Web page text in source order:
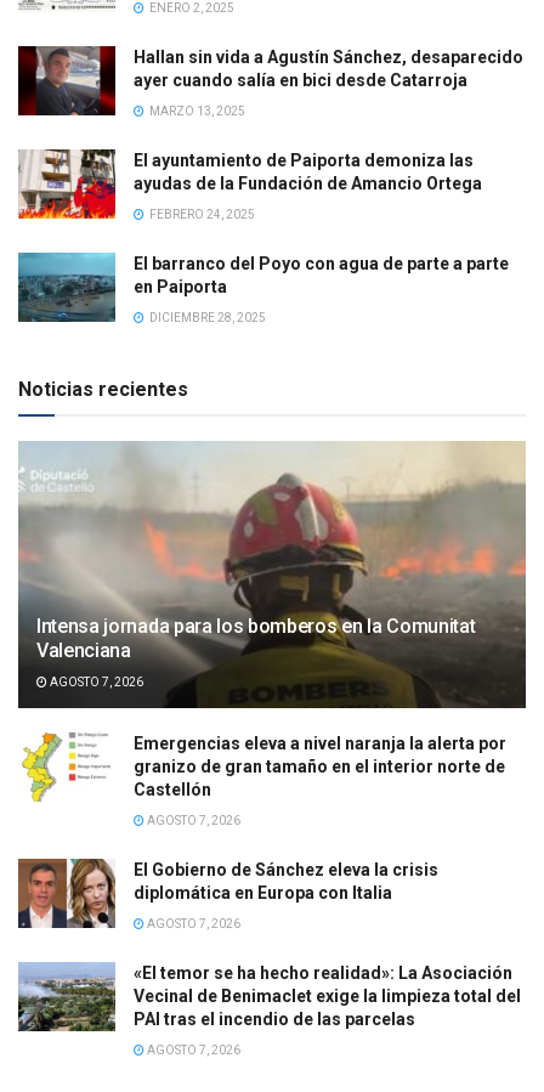
ENERO 2, 2025
Hallan sin vida a Agustín Sánchez, desaparecido
ayer cuando salía en bici desde Catarroja
MARZO 13, 2025
El ayuntamiento de Paiporta demoniza las
ayudas de la Fundación de Amancio Ortega
FEBRERO 24, 2025
El barranco del Poyo con agua de parte a parte
en Paiporta
DICIEMBRE 28, 2025
Noticias recientes
Intensa jornada para los bomberos en la Comunitat
Valenciana
AGOSTO 7, 2026
Emergencias eleva a nivel naranja la alerta por
granizo de gran tamaño en el interior norte de
Castellón
AGOSTO 7, 2026
El Gobierno de Sánchez eleva la crisis
diplomática en Europa con Italia
AGOSTO 7, 2026
«El temor se ha hecho realidad»: La Asociación
Vecinal de Benimaclet exige la limpieza total del
PAI tras el incendio de las parcelas
AGOSTO 7, 2026